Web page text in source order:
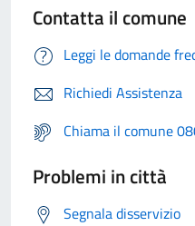
Contatta il comune
Leggi le domande
Richiedi Assistenza
Chiama il comune
Problemi in città
Segnala disservizio